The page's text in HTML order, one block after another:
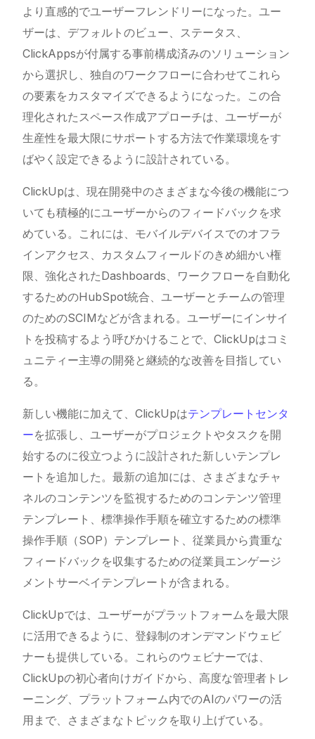
より直感的でユーザーフレンドリーになった。ユー
ザーは、デフォルトのビュー、ステータス、
ClickAppsが付属する事前構成済みのソリューション
から選択し、独自のワークフローに合わせてこれら
の要素をカスタマイズできるようになった。この合
理化されたスペース作成アプローチは、ユーザーが
生産性を最大限にサポートする方法で作業環境をす
ばやく設定できるように設計されている。
ClickUpは、現在開発中のさまざまな今後の機能につ
いても積極的にユーザーからのフィードバックを求
めている。これには、モバイルデバイスでのオフラ
インアクセス、カスタムフィールドのきめ細かい権
限、強化されたDashboards、ワークフローを自動化
するためのHubSpot統合、ユーザーとチームの管理
のためのSCIMなどが含まれる。ユーザーにインサイ
トを投稿するよう呼びかけることで、ClickUpはコミ
ュニティー主導の開発と継続的な改善を目指してい
る。
新しい機能に加えて、ClickUpはテンプレートセンタ
ーを拡張し、ユーザーがプロジェクトやタスクを開
始するのに役立つように設計された新しいテンプレ
ートを追加した。最新の追加には、さまざまなチャ
ネルのコンテンツを監視するためのコンテンツ管理
テンプレート、標準操作手順を確立するための標準
操作手順（SOP）テンプレート、従業員から貴重な
フィードバックを収集するための従業員エンゲージ
メントサーベイテンプレートが含まれる。
ClickUpでは、ユーザーがプラットフォームを最大限
に活用できるように、登録制のオンデマンドウェビ
ナーも提供している。これらのウェビナーでは、
ClickUpの初心者向けガイドから、高度な管理者トレ
ーニング、プラットフォーム内でのAIのパワーの活
用まで、さまざまなトピックを取り上げている。